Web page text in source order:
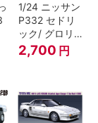
1/24 ニッサン
P332 セドリ
ック/ グロリ
ア 4HT280E
ブロアム '78
2,700 円